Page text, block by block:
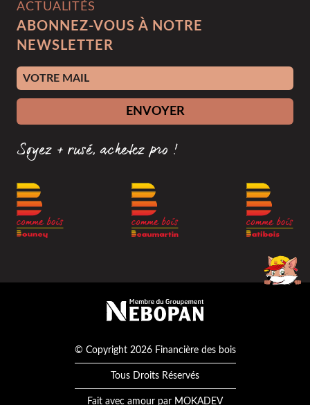
ACTUALITÉS
ABONNEZ-VOUS À NOTRE
NEWSLETTER
Adresse e-mail
ENVOYER
Soyez + rusé, achetez pro !
Membre du groupement Nébopan
© Copyright 2026 Financière des bois
Tous Droits Réservés
Fait avec amour par MOKADEV